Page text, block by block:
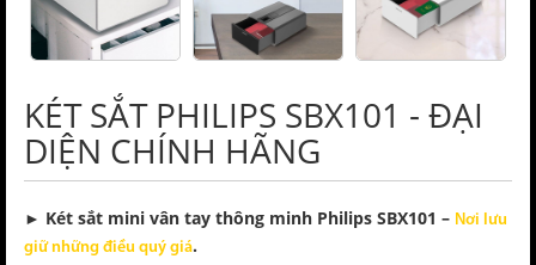
KÉT SẮT PHILIPS SBX101 - ĐẠI
DIỆN CHÍNH HÃNG
► Két sắt mini vân tay thông minh Philips SBX101 – Nơi lưu
giữ những điều quý giá.